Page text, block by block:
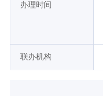
办理时间
联办机构